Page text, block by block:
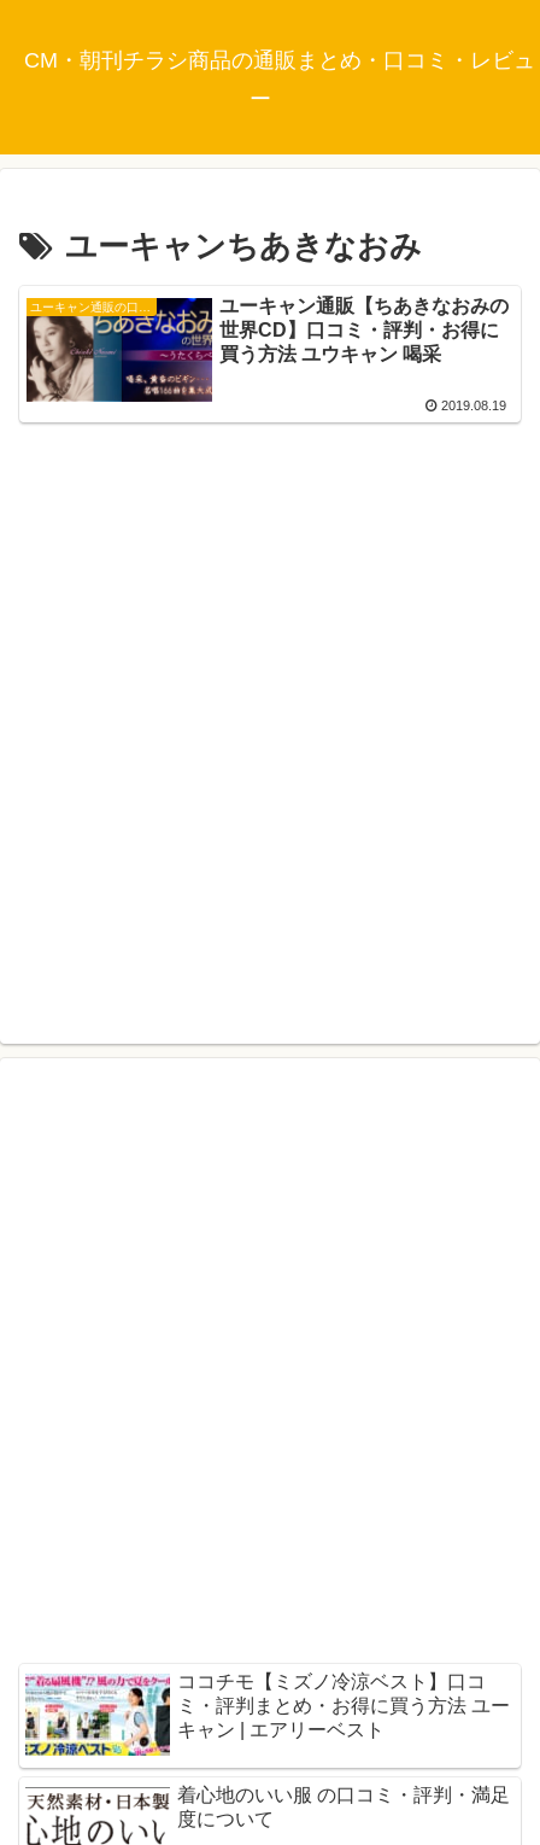
CM・朝刊チラシ商品の通販まとめ・口コミ・レビュ
ー
ユーキャンちあきなおみ
ユーキャン通販【ちあきなおみの
世界CD】口コミ・評判・お得に
買う方法 ユウキャン 喝采
2019.08.19
ココチモ【ミズノ冷涼ベスト】口コ
ミ・評判まとめ・お得に買う方法 ユー
キャン | エアリーベスト
着心地のいい服 の口コミ・評判・満足
度について